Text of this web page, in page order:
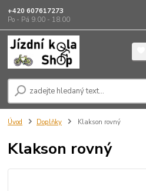
+420 607617273
Po - Pá 9.00 - 18.00
Úvod Doplňky Klakson rovný
Klakson rovný